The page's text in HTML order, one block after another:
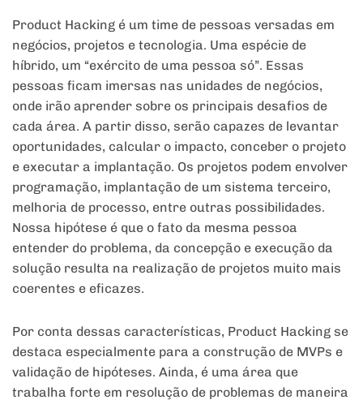
Product Hacking é um time de pessoas versadas em
negócios, projetos e tecnologia. Uma espécie de
híbrido, um “exército de uma pessoa só”. Essas
pessoas ficam imersas nas unidades de negócios,
onde irão aprender sobre os principais desafios de
cada área. A partir disso, serão capazes de levantar
oportunidades, calcular o impacto, conceber o projeto
e executar a implantação. Os projetos podem envolver
programação, implantação de um sistema terceiro,
melhoria de processo, entre outras possibilidades.
Nossa hipótese é que o fato da mesma pessoa
entender do problema, da concepção e execução da
solução resulta na realização de projetos muito mais
coerentes e eficazes.
Por conta dessas características, Product Hacking se
destaca especialmente para a construção de MVPs e
validação de hipóteses. Ainda, é uma área que
trabalha forte em resolução de problemas de maneira